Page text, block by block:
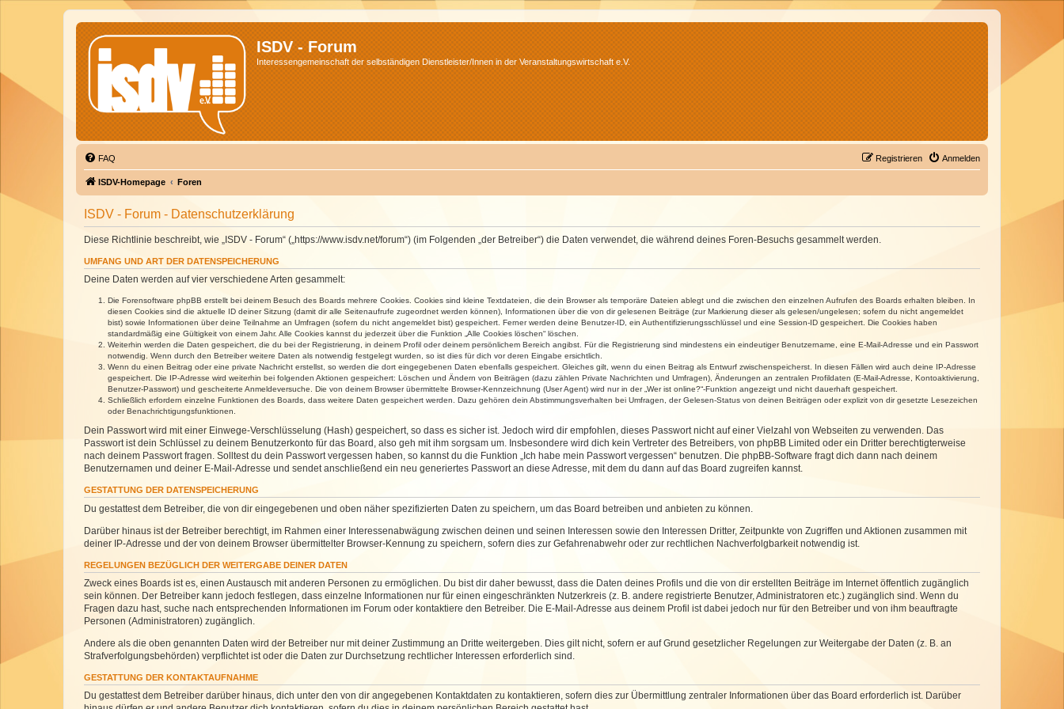
ISDV - Forum
Interessengemeinschaft der selbständigen Dienstleister/Innen in der Veranstaltungswirtschaft e.V.
FAQ Anmelden
Registrieren
ISDV-Homepage Foren
ISDV - Forum - Datenschutzerklärung
Diese Richtlinie beschreibt, wie „ISDV - Forum“ („https://www.isdv.net/forum“) (im Folgenden „der Betreiber“) die Daten verwendet, die während deines Foren-Besuchs gesammelt werden.
UMFANG UND ART DER DATENSPEICHERUNG
Deine Daten werden auf vier verschiedene Arten gesammelt:
Die Forensoftware phpBB erstellt bei deinem Besuch des Boards mehrere Cookies. Cookies sind kleine Textdateien, die dein Browser als temporäre Dateien ablegt und die zwischen den einzelnen Aufrufen des Boards erhalten bleiben. In
diesen Cookies sind die aktuelle ID deiner Sitzung (damit dir alle Seitenaufrufe zugeordnet werden können), Informationen über die von dir gelesenen Beiträge (zur Markierung dieser als gelesen/ungelesen; sofern du nicht angemeldet
bist) sowie Informationen über deine Teilnahme an Umfragen (sofern du nicht angemeldet bist) gespeichert. Ferner werden deine Benutzer-ID, ein Authentifizierungsschlüssel und eine Session-ID gespeichert. Die Cookies haben
standardmäßig eine Gültigkeit von einem Jahr. Alle Cookies kannst du jederzeit über die Funktion „Alle Cookies löschen“ löschen.
Weiterhin werden die Daten gespeichert, die du bei der Registrierung, in deinem Profil oder deinem persönlichem Bereich angibst. Für die Registrierung sind mindestens ein eindeutiger Benutzername, eine E-Mail-Adresse und ein Passwort
notwendig. Wenn durch den Betreiber weitere Daten als notwendig festgelegt wurden, so ist dies für dich vor deren Eingabe ersichtlich.
Wenn du einen Beitrag oder eine private Nachricht erstellst, so werden die dort eingegebenen Daten ebenfalls gespeichert. Gleiches gilt, wenn du einen Beitrag als Entwurf zwischenspeicherst. In diesen Fällen wird auch deine IP-Adresse
gespeichert. Die IP-Adresse wird weiterhin bei folgenden Aktionen gespeichert: Löschen und Ändern von Beiträgen (dazu zählen Private Nachrichten und Umfragen), Änderungen an zentralen Profildaten (E-Mail-Adresse, Kontoaktivierung,
Benutzer-Passwort) und gescheiterte Anmeldeversuche. Die von deinem Browser übermittelte Browser-Kennzeichnung (User Agent) wird nur in der „Wer ist online?“-Funktion angezeigt und nicht dauerhaft gespeichert.
Schließlich erfordern einzelne Funktionen des Boards, dass weitere Daten gespeichert werden. Dazu gehören dein Abstimmungsverhalten bei Umfragen, der Gelesen-Status von deinen Beiträgen oder explizit von dir gesetzte Lesezeichen
oder Benachrichtigungsfunktionen.
Dein Passwort wird mit einer Einwege-Verschlüsselung (Hash) gespeichert, so dass es sicher ist. Jedoch wird dir empfohlen, dieses Passwort nicht auf einer Vielzahl von Webseiten zu verwenden. Das
Passwort ist dein Schlüssel zu deinem Benutzerkonto für das Board, also geh mit ihm sorgsam um. Insbesondere wird dich kein Vertreter des Betreibers, von phpBB Limited oder ein Dritter berechtigterweise
nach deinem Passwort fragen. Solltest du dein Passwort vergessen haben, so kannst du die Funktion „Ich habe mein Passwort vergessen“ benutzen. Die phpBB-Software fragt dich dann nach deinem
Benutzernamen und deiner E-Mail-Adresse und sendet anschließend ein neu generiertes Passwort an diese Adresse, mit dem du dann auf das Board zugreifen kannst.
GESTATTUNG DER DATENSPEICHERUNG
Du gestattest dem Betreiber, die von dir eingegebenen und oben näher spezifizierten Daten zu speichern, um das Board betreiben und anbieten zu können.
Darüber hinaus ist der Betreiber berechtigt, im Rahmen einer Interessenabwägung zwischen deinen und seinen Interessen sowie den Interessen Dritter, Zeitpunkte von Zugriffen und Aktionen zusammen mit
deiner IP-Adresse und der von deinem Browser übermittelter Browser-Kennung zu speichern, sofern dies zur Gefahrenabwehr oder zur rechtlichen Nachverfolgbarkeit notwendig ist.
REGELUNGEN BEZÜGLICH DER WEITERGABE DEINER DATEN
Zweck eines Boards ist es, einen Austausch mit anderen Personen zu ermöglichen. Du bist dir daher bewusst, dass die Daten deines Profils und die von dir erstellten Beiträge im Internet öffentlich zugänglich
sein können. Der Betreiber kann jedoch festlegen, dass einzelne Informationen nur für einen eingeschränkten Nutzerkreis (z. B. andere registrierte Benutzer, Administratoren etc.) zugänglich sind. Wenn du
Fragen dazu hast, suche nach entsprechenden Informationen im Forum oder kontaktiere den Betreiber. Die E-Mail-Adresse aus deinem Profil ist dabei jedoch nur für den Betreiber und von ihm beauftragte
Personen (Administratoren) zugänglich.
Andere als die oben genannten Daten wird der Betreiber nur mit deiner Zustimmung an Dritte weitergeben. Dies gilt nicht, sofern er auf Grund gesetzlicher Regelungen zur Weitergabe der Daten (z. B. an
Strafverfolgungsbehörden) verpflichtet ist oder die Daten zur Durchsetzung rechtlicher Interessen erforderlich sind.
GESTATTUNG DER KONTAKTAUFNAHME
Du gestattest dem Betreiber darüber hinaus, dich unter den von dir angegebenen Kontaktdaten zu kontaktieren, sofern dies zur Übermittlung zentraler Informationen über das Board erforderlich ist. Darüber